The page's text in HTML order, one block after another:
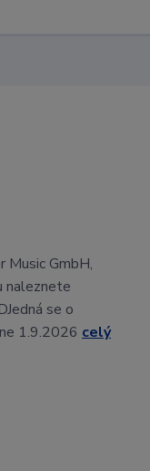
Music GmbH,
naleznete
se o
1.9.2026 celý